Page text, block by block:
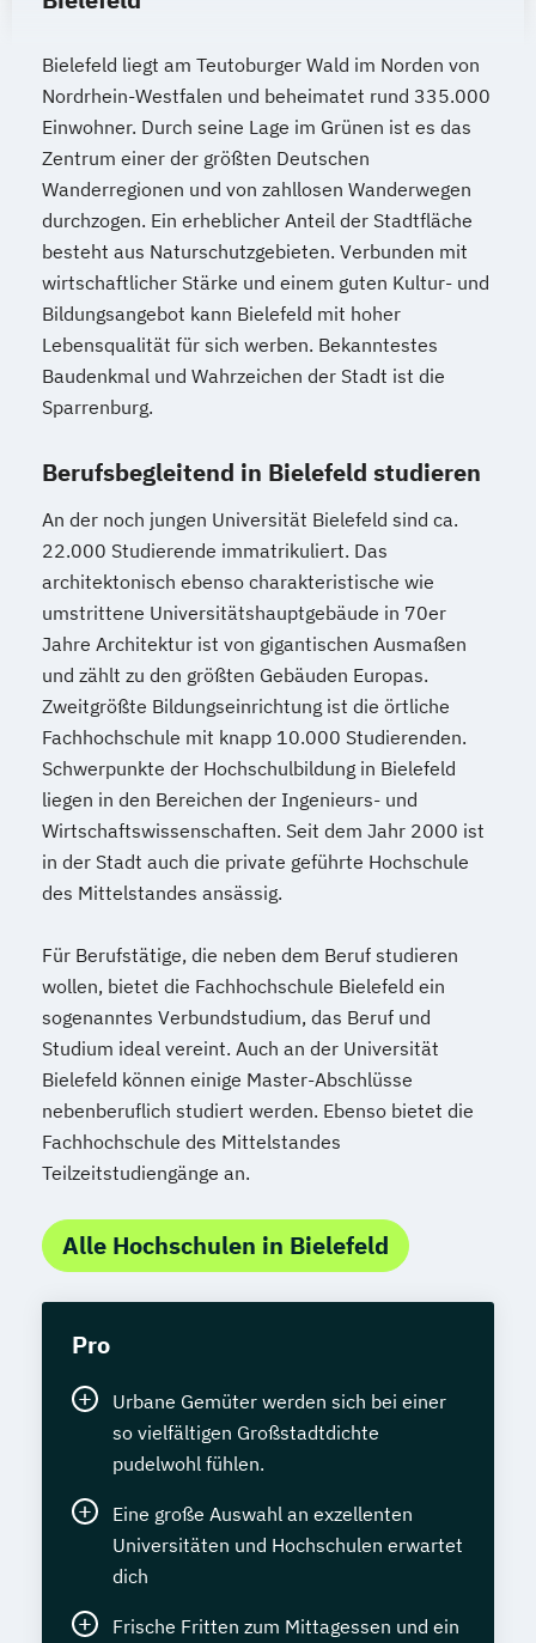
Master of Business Administration (DE/EN)
Mechatronik Mediendesign
Medieninformatik Medienmanagement
Medizinische Informatik Medizintechnik
Modemanagement
Nachhaltiges Management New Work
Online Marketing
Online Marketing (DE/EN)
Personalentwicklung
Personalmanagement
Personalmanagement (DE/EN)
Physiotherapie
Product Management (DE/EN)
Produktdesign
Projektmanagement (DE/EN)
Psychologie Public Health
Public Management
Public Management für
Verwaltungsfachangestellte
Public Relations und Kommunikation
Pädagogik
Pädagogik für Bildung
Beratung und Personalentwicklung
Pädagogik Bildungsberatung und Leitung
Robotics (DE/EN) Social Media
Soziale Arbeit
Soziale Arbeit Schwerpunkt Kinder und
Jugendliche
Sozialmanagement
Sozialpädagogik und Inklusion
Sportmanagement
Umweltingenieurwesen Vertragsrecht
Wirtschaftsinformatik (DE/EN)
Wirtschaftsingenieurwesen Medizintechnik
Wirtschaftspsychologie (DE/EN)
Wirtschaftsrecht
Bielefeld liegt am Teutoburger Wald im Norden von
Nordrhein-Westfalen und beheimatet rund 335.000
Einwohner. Durch seine Lage im Grünen ist es das
Zentrum einer der größten Deutschen
Wanderregionen und von zahllosen Wanderwegen
durchzogen. Ein erheblicher Anteil der Stadtfläche
besteht aus Naturschutzgebieten. Verbunden mit
wirtschaftlicher Stärke und einem guten Kultur- und
Bildungsangebot kann Bielefeld mit hoher
Lebensqualität für sich werben. Bekanntestes
Baudenkmal und Wahrzeichen der Stadt ist die
Sparrenburg.
Berufsbegleitend in Bielefeld studieren
An der noch jungen Universität Bielefeld sind ca.
22.000 Studierende immatrikuliert. Das
architektonisch ebenso charakteristische wie
umstrittene Universitätshauptgebäude in 70er
Jahre Architektur ist von gigantischen Ausmaßen
und zählt zu den größten Gebäuden Europas.
Zweitgrößte Bildungseinrichtung ist die örtliche
Fachhochschule mit knapp 10.000 Studierenden.
Schwerpunkte der Hochschulbildung in Bielefeld
liegen in den Bereichen der Ingenieurs- und
Wirtschaftswissenschaften. Seit dem Jahr 2000 ist
in der Stadt auch die private geführte Hochschule
des Mittelstandes ansässig.
Für Berufstätige, die neben dem Beruf studieren
wollen, bietet die Fachhochschule Bielefeld ein
sogenanntes Verbundstudium, das Beruf und
Studium ideal vereint. Auch an der Universität
Bielefeld können einige Master-Abschlüsse
nebenberuflich studiert werden. Ebenso bietet die
Fachhochschule des Mittelstandes
Teilzeitstudiengänge an.
Alle Hochschulen in Bielefeld
Pro
Urbane Gemüter werden sich bei einer
so vielfältigen Großstadtdichte
pudelwohl fühlen.
Eine große Auswahl an exzellenten
Universitäten und Hochschulen erwartet
dich
Frische Fritten zum Mittagessen und ein